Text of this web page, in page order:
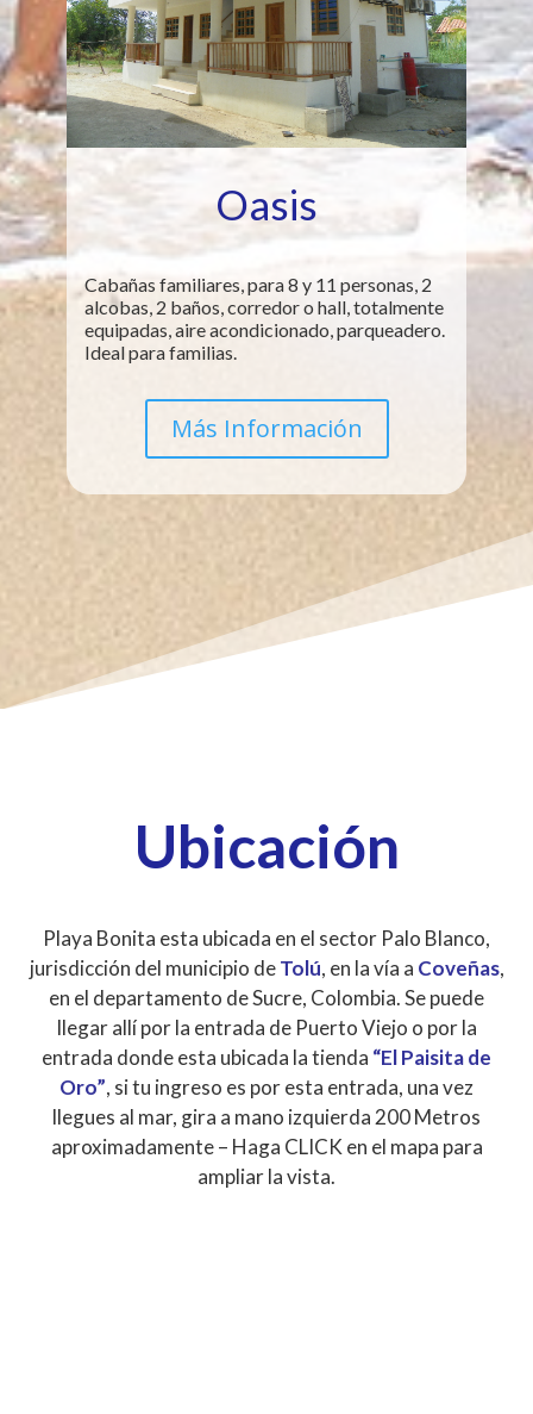
Oasis
Cabañas familiares, para 8 y 11 personas, 2
alcobas, 2 baños, corredor o hall, totalmente
equipadas, aire acondicionado, parqueadero.
Ideal para familias.
Más Información
Ubicación
Playa Bonita esta ubicada en el sector Palo Blanco,
jurisdicción del municipio deTolú, en la vía a Coveñas,
en el departamento de Sucre, Colombia. Se puede
llegar allí por la entrada de Puerto Viejo o por la
entrada donde esta ubicada la tienda “El Paisita de
Oro”, si tu ingreso es por esta entrada, una vez
llegues al mar, gira a mano izquierda 200 Metros
aproximadamente – Haga CLICK en el mapa para
ampliar la vista.